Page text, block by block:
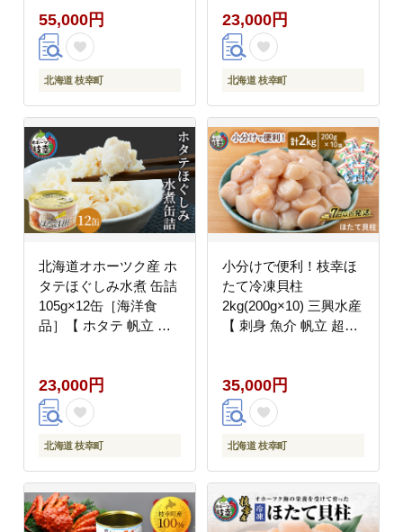
オホーツク 】
55,000円
北海道 枝幸町
惣菜 かに缶詰 かに缶
カニ缶 北海道 枝幸 ホ
ーツク 】
23,000円
北海道 枝幸町
北海道オホーツク産 ホ
タテほぐしみ水煮 缶詰
105g×12缶［海洋食
品］【 ホタテ 帆立 ほ
オホーツク 】
23,000円
北海道 枝幸町
小分けで便利！枝幸ほ
たて冷凍貝柱
2kg(200g×10) 三興水産
【 刺身 魚介 帆立 超目
北海道 オホーツク 枝幸
】
35,000円
北海道 枝幸町